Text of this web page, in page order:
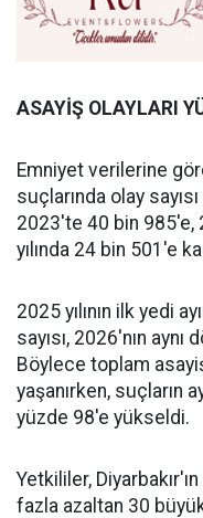
ASAYİŞ OLAYLARI
Emniyet verilerine
suçlarında olay
2023'te 40 bin 985'e,
yılında 24 bin 501'e
2025 yılının ilk yedi
sayısı, 2026'nın
Böylece toplam
yaşanırken, suçların
yüzde 98'e yükseldi.
Yetkililer,
fazla azaltan 30